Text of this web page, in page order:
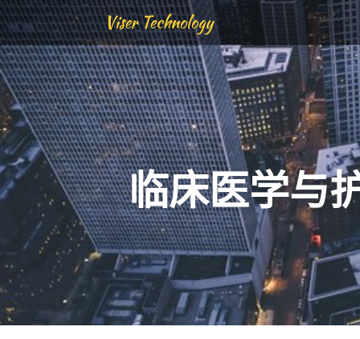
Viser Technology
临床医学与